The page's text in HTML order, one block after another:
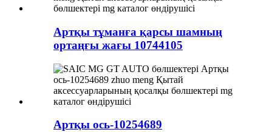
Артқы тұманға қарсы шамның
ортаңғы жағы 10744105
Артқы ось-10254689